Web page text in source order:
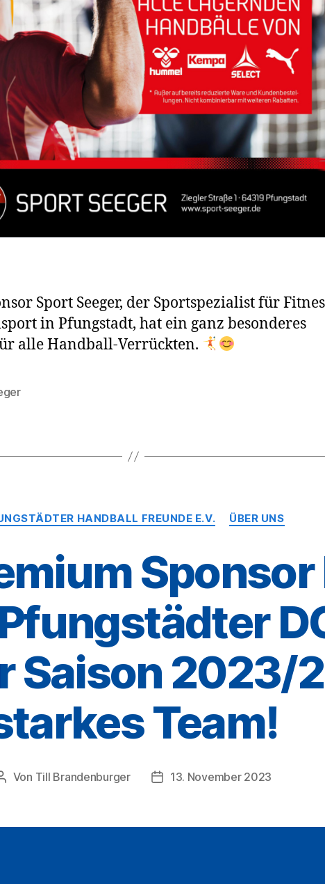
Sport Seeger, der Sportspezialist für
in Pfungstadt, hat ein ganz besonderes
alle Handball-Verrückten.
Kategorien
HANDBALL FREUNDE E.V. ÜBER UNS
Saison 2023/
Team!
Beitragsautor
Von Till Brandenburger Veröffentlichungsdatum
13. November 2023